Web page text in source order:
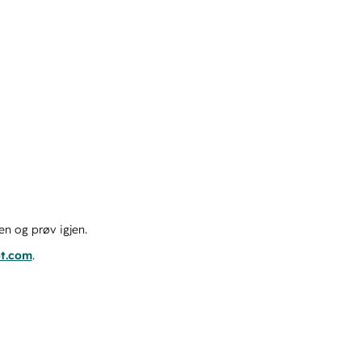
og prøv igjen.
.